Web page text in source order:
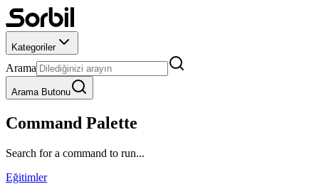
Kategoriler
Arama
Arama Butonu
Command Palette
Search for a command to run...
Eğitimler